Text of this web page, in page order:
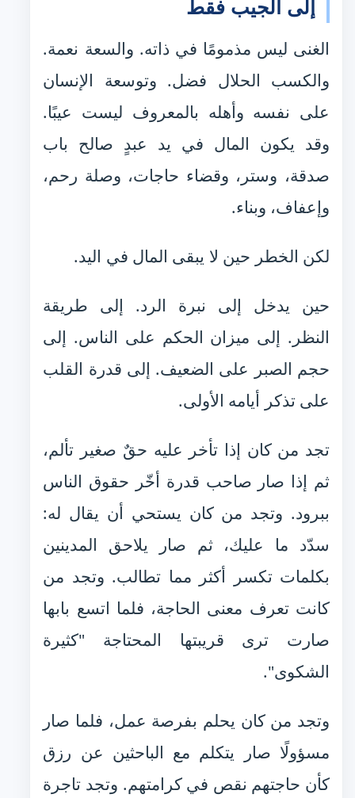
إلى الجيب فقط
الغنى ليس مذمومًا في ذاته. والسعة نعمة.
والكسب الحلال فضل. وتوسعة الإنسان
على نفسه وأهله بالمعروف ليست عيبًا.
وقد يكون المال في يد عبدٍ صالح باب
صدقة، وستر، وقضاء حاجات، وصلة رحم،
وإعفاف، وبناء.
لكن الخطر حين لا يبقى المال في اليد.
حين يدخل إلى نبرة الرد. إلى طريقة
النظر. إلى ميزان الحكم على الناس. إلى
حجم الصبر على الضعيف. إلى قدرة القلب
على تذكر أيامه الأولى.
تجد من كان إذا تأخر عليه حقٌ صغير تألم،
ثم إذا صار صاحب قدرة أخّر حقوق الناس
ببرود. وتجد من كان يستحي أن يقال له:
سدّد ما عليك، ثم صار يلاحق المدينين
بكلمات تكسر أكثر مما تطالب. وتجد من
كانت تعرف معنى الحاجة، فلما اتسع بابها
صارت ترى قريبتها المحتاجة "كثيرة
الشكوى".
وتجد من كان يحلم بفرصة عمل، فلما صار
مسؤولًا صار يتكلم مع الباحثين عن رزق
كأن حاجتهم نقص في كرامتهم. وتجد تاجرة